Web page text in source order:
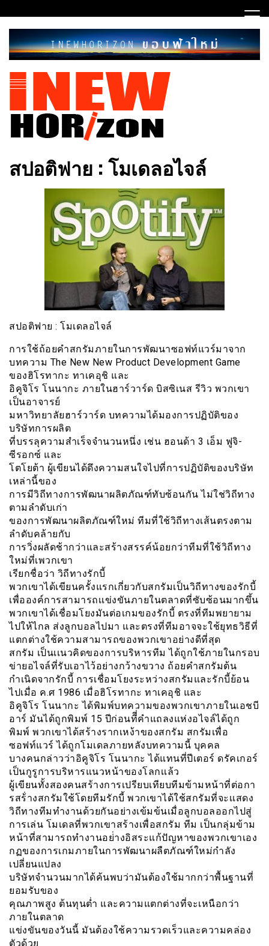
to
content
INEWHORIZON
สปอติฟาย : โมเดลอไจล์
สปอติฟาย : โมเดลอไจล์
การใช้ถ้อยคำสกรัมภายในการพัฒนาซอฟท์แวร์มาจาก
บทความ The New New Product Development Game
ของฮิโรทากะ ทาเคอุชิ และ
อิคูจิโร โนนากะ ภายในฮาร์วาร์ด บิสซิเนส รีวิว พวกเขา
เป็นอาจารย์
มหาวิทยาลัยฮาร์วาร์ด บทความได้มองการปฏิบัติของ
บริษัทการผลิต
ที่บรรลุความสำเร็จจำนวนหนึ่ง เช่น ฮอนด้า 3 เอ็ม ฟูจิ-
ซีรอกซ์ และ
โตโยต้า ผู้เขียนได้ดึงความสนใจไปที่การปฏิบัติของบริษัท
เหล่านี้ของ
การมีวิถีทางการพัฒนาผลิตภัณฑ์ทับซ้อนกัน ไม่ใช่วิถีทาง
ตามลำดับเก่า
ของการพัฒนาผลิตภัณฑ์ใหม่ ทีมที่ใช้วิถีทางเส้นตรงตาม
ลำดับคล้ายกับ
การวิ่งผลัดช้ากว่าและสร้างสรรค์น้อยกว่าทีมที่ใช้วิถีทาง
ใหม่ที่เพวกเขา
เรียกชื่อว่า วิถีทางรักบี้
พวกเขาได้เขียนครั้งแรกเกี่ยวกับสกรัมเป็นวิถีทางของรักบี้
เพื่อองค์การสามารถเเข่งขันภายในตลาดที่ซับซ้อนมากขึ้น
พวกเขาได้เชื่อมโยงมันต่อเกมของรักบี้ ตรงที่ทีมพยายาม
ไปให้ไกล ส่งลูกบอลไปมา และตรงที่ทีมอาจจะใช้ยุทธวิธีที่
แตกต่างใช้ความสามารถของพวกเขาอย่างดีที่สุด
สกรัม เป็นเเนวคิดของการบริหารทีม ได้ถูกใช้ภายในกรอบ
ข่ายอไจล์ที่รับเอาไว้อย่างกว้างขวาง ถ้อยคำสกรัมต้น
กำเนิดจากรักบี้ การเชื่อมโยงระหว่างสกรัมและรักบี้ย้อน
ไปเมื่อ ค.ศ 1986 เมื่อฮิโรทากะ ทาเคอุชิ และ
อิคูจิโร โนนากะ ได้พิมพ์บทความของพวกเขาภายในเอชบี
อาร์ มันได้ถูกพิมพ์ 15 ปีก่อนทีี่่คำแถลงแห่งอไจล์ได้ถูก
พิมพ์ พวกเขาได้สร้างรากเหง้าของสกรัม สกรัมเพื่อ
ซอฟท์แวร์ ได้ถูกโมเดลภายหลังบทความนี้ บุคคล
บางคนกล่าวว่าอิคูจิโร โนนากะ ได้แทนที่ปีเตอร์ ดรัคเกอร์
เป็นกูรูการบริหารแนวหน้าของโลกเเล้ว
ผู้เขียนทั้งสองคนสร้างการเปรียบเทียบทีมข้ามหน้าที่ต่อกา
รสร้่างสกรัมใช้โดยทีมรักบี้ พวกเขาได้ใช้สกรัมที่จะเเสดง
วิถีทางทีมทำงานด้วยกันอย่างเข้มข้นเมื่อลูกบอลออกไปสู่
การเล่น โมเดลที่พวกเขาสร้างเพื่อสกรัม ทีม เป็นกลุ่มข้าม
หน้าที่สามารถทำงานอย่่างอิสระแก้ปัญหาของพวกเขาเอง
กฏของการเกมภายในการพัฒนาผลืตภัณฑ์ใหม่กำลัง
เปลี่ยนแปลง
บริษัทจำนวนมากได้ค้นพบว่ามันต้องใช้มากกว่าพื้นฐานที่
ยอมรับของ
คุณภาพสูง ต้นทุนต่ำ และความแตกต่างที่จะเหนือกว่า
ภายในตลาด
แข่งขันของวันนี้ มันต้องใช้ความรวดเร็วและความคล่อง
ตัวด้วย